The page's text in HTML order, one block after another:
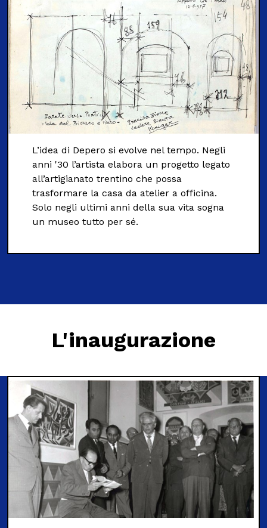
L’idea di Depero si evolve nel tempo. Negli
anni '30 l’artista elabora un progetto legato
all’artigianato trentino che possa
trasformare la casa da atelier a officina.
Solo negli ultimi anni della sua vita sogna
un museo tutto per sé.
L'inaugurazione